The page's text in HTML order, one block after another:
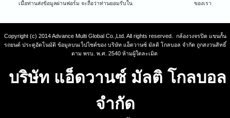
เมื่อท่านส่งข้อมูลผ่านฟอร์ม จะถือว่าท่านยอมรับในนโยบายความเป็นส่วนตัว ของเรา
Copyright (c) 2014 Advance Multi Global Co.,Ltd. All rights reserved. กล้องวงจรปิด แขนกั้น
รถยนต์ ประตูอัตโนมัติ ข้อมูลบนเว็ปไซต์ของ บริษัท แอ็ดวานซ์ มัลติ โกลบอล จำกัด ถูกสงวนสิทธิ์
ตาม พรบ. พ.ศ. 2540 ห้ามผู้ใดละเมิด
บริษัท แอ็ดวานซ์ มัลติ โกลบอล
จำกัด